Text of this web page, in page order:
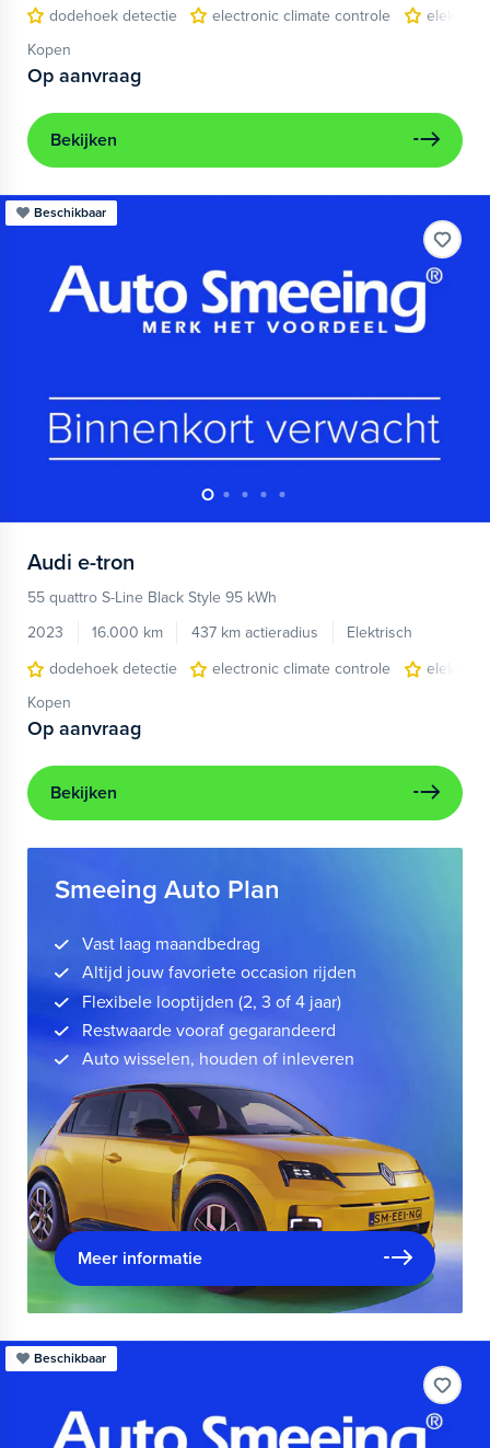
dodehoek detectie
electronic climate controle
Kopen
Op aanvraag
Bekijken
Beschikbaar
Audi e-tron
55 quattro S-Line Black Style 95 kWh
2023
16.000 km 437 km actieradius
Elektrisch
dodehoek detectie
electronic climate controle
Kopen
Op aanvraag
Bekijken
Smeeing Auto Plan
Vast laag maandbedrag
Altijd jouw favoriete occasion rijden
Flexibele looptijden (2, 3 of 4 jaar)
Restwaarde vooraf gegarandeerd
Auto wisselen, houden of inleveren
Meer informatie
Beschikbaar